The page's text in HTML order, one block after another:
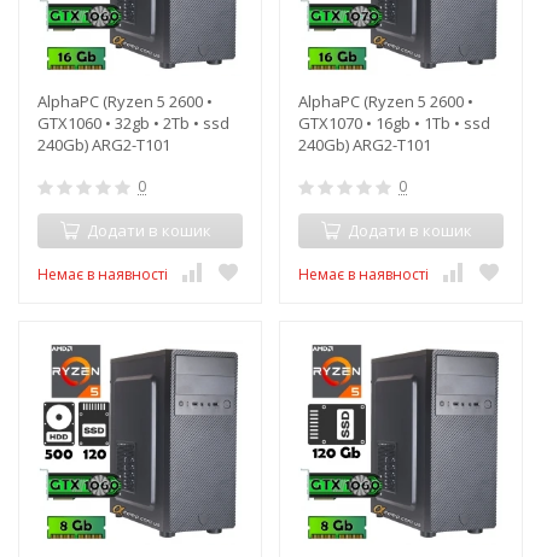
AlphaPC (Ryzen 5 2600 •
GTX1060 • 32gb • 2Tb • ssd
240Gb) ARG2-T101
0
Додати в кошик
Немає в наявності
AlphaPC (Ryzen 5 2600 •
GTX1070 • 16gb • 1Tb • ssd
240Gb) ARG2-T101
0
Додати в кошик
Немає в наявності